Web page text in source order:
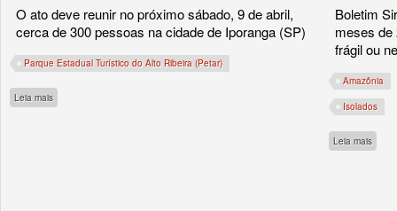
O ato deve reunir no próximo sábado, 9 de abril,
cerca de 300 pessoas na cidade de Iporanga (SP)
Parque Estadual Turístico do Alto Ribeira (Petar)
Leia mais
Boletim
meses de
frágil ou
Amazônia
Isolados
Leia mais